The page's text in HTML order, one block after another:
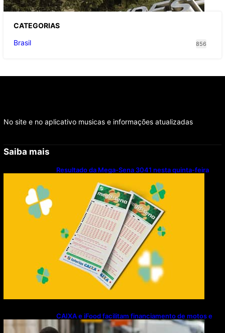
CATEGORIAS
Brasil
856
No site e no aplicativo musicas e informações atualizadas
Saiba mais
Resultado da Mega-Sena 3041 nesta quinta-feira
CAIXA e iFood facilitam financiamento de motos e
bicicletas elétricas para entregadores